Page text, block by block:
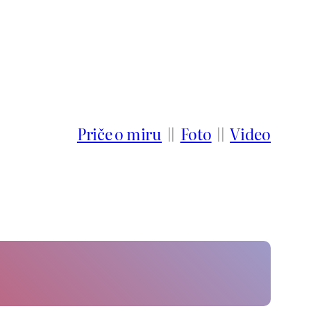
Priče o miru || Foto ||Video